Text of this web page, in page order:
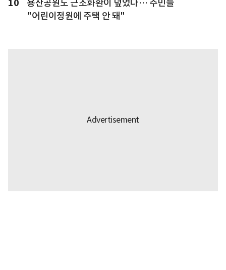
10
용산공원도 근조화환이 덮었다… 주민들
"어린이정원에 주택 안 돼"